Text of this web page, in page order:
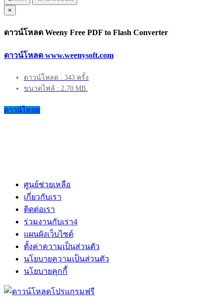
×
ดาวน์โหลด Weeny Free PDF to Flash Converter
ดาวน์โหลด www.weenysoft.com
ดาวน์โหลด : 343 ครั้ง
ขนาดไฟล์ : 2.70 MB.
ดาวน์โหลด
ศูนย์ช่วยเหลือ
เกี่ยวกับเรา
ติดต่อเรา
ร่วมงานกับเรา4
แผนผังเว็บไซต์
ตั้งค่าความเป็นส่วนตัว
นโยบายความเป็นส่วนตัว
นโยบายคุกกี้